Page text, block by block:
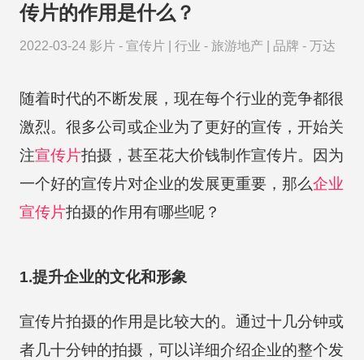
传片的作用是什么？
2022-03-24 影片 - 宣传片 行业 - 旅游地产 品牌 - 万达
随着时代的不断发展，现在每个行业的竞争都很
激烈。很多公司或企业为了更好的宣传，开始关
注宣传片拍摄，甚至花大价钱制作宣传片。因为
一个好的宣传片对企业的发展更重要，那么企业
宣传片拍摄的作用有哪些呢？
1.提升企业的文化和形象
宣传片拍摄的作用是比较大的。通过十几分钟或
者几十分钟的拍摄，可以详细介绍企业的整个发